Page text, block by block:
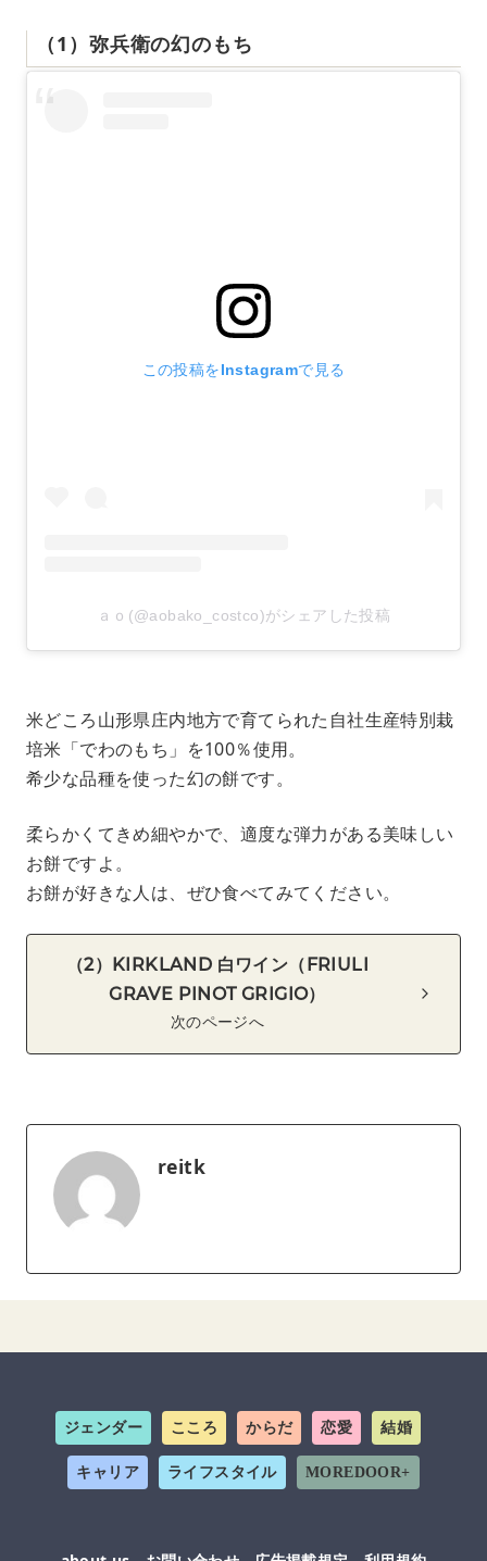
（1）弥兵衛の幻のもち
この投稿をInstagramで見る
ａｏ(@aobako_costco)がシェアした投稿
米どころ山形県庄内地方で育てられた自社生産特別栽
培米「でわのもち」を100％使用。
希少な品種を使った幻の餅です。
柔らかくてきめ細やかで、適度な弾力がある美味しい
お餅ですよ。
お餅が好きな人は、ぜひ食べてみてください。
（2）KIRKLAND 白ワイン（FRIULI
GRAVE PINOT GRIGIO）
次のページへ
reitk
ジェンダー こころ からだ 恋愛 結婚
キャリア ライフスタイル MOREDOOR+